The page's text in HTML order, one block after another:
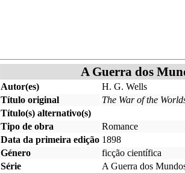
A Guerra dos
Autor(es)
H. G. Wells
Título original
The War of the
Título(s) alternativo(s)
Tipo de obra
Romance
Data da primeira edição 1898
Género
ficção científica
Série
A Guerra dos